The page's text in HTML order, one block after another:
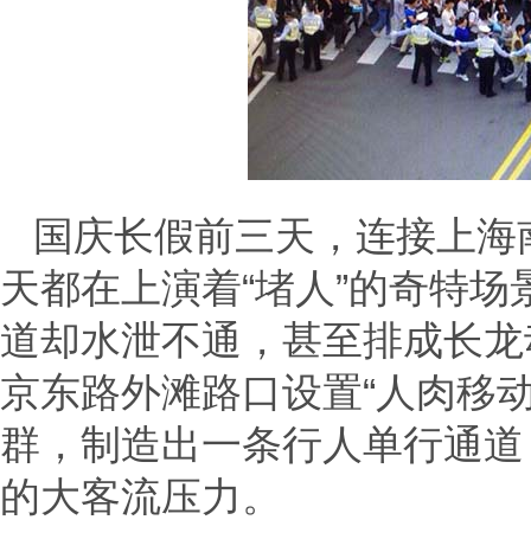
国庆长假前三天，连接上
天都在上演着“堵人”的奇特
道却水泄不通，甚至排成长
京东路外滩路口设置“人肉移
群，制造出一条行人单行通
的大客流压力。